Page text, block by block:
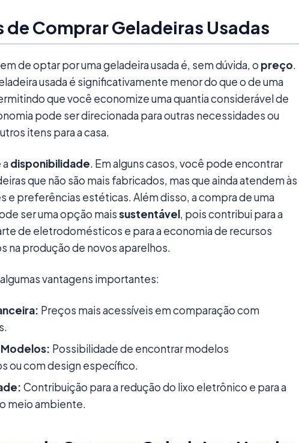
de Comprar Geladeiras Usadas
de optar por uma geladeira usada é, sem dúvida, o preço.
usada é significativamente menor do que o de uma
que você economize uma quantia considerável de
pode ser direcionada para outras necessidades ou
itens para a casa.
adisponibilidade. Em alguns casos, você pode encontrar
que não são mais fabricados, mas que ainda atendem às
e preferências estéticas. Além disso, a compra de uma
ser uma opção maissustentável, pois contribui para a
de eletrodomésticos e para a economia de recursos
na produção de novos aparelhos.
vantagens importantes:
Preços mais acessíveis em comparação com
Possibilidade de encontrar modelos
ou com design específico.
Contribuição para a redução do lixo eletrônico e para a
meio ambiente.